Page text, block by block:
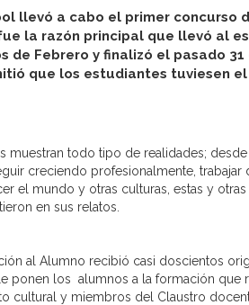
llevó a cabo el primer
la razón principal que llevó al
de Febrero y finalizó el pasado
que los estudiantes tuviesen
muestran todo tipo de realidades;
creciendo profesionalmente,
el mundo y otras culturas, estas y
en sus relatos.
al Alumno recibió casi doscientos
ponen los alumnos a la formación que
cultural y miembros del Claustro